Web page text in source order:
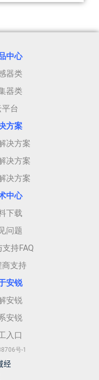
中心
器类
器类
平台
方案
决方案
决方案
决方案
中心
下载
问题
持FAQ
商支持
安锐
安锐
安锐
入口
号-1